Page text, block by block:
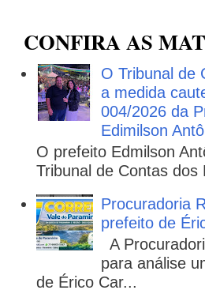
CONFIRA AS
O Tribunal de
a medida
004/2026 da
Edimilson
O prefeito Edmilson
Tribunal de Contas
Procuradoria
prefeito de
A
para análise
de Érico Car...